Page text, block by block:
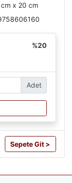
x 20 cm
%20
Adet
Sepete Git >